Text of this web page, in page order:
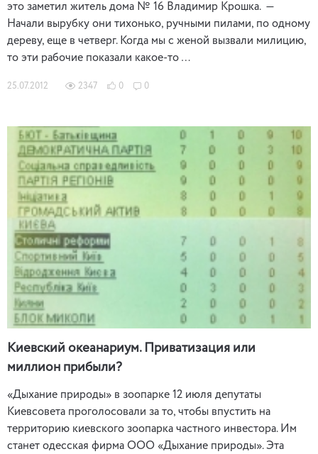
это заметил житель дома № 16 Владимир Крошка. —
Начали вырубку они тихонько, ручными пилами, по одному
дереву, еще в четверг. Когда мы с женой вызвали милицию,
то эти рабочие показали какое-то …
25.07.2012 2347 0 0
Киевский океанариум. Приватизация или
миллион прибыли?
«Дыхание природы» в зоопарке 12 июля депутаты
Киевсовета проголосовали за то, чтобы впустить на
территорию киевского зоопарка частного инвестора. Им
станет одесская фирма ООО «Дыхание природы». Эта